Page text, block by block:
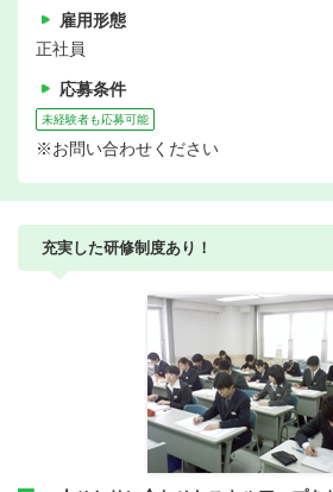
雇用形態
正社員
応募条件
未経験者も応募可能
※お問い合わせください
充実した研修制度あり！